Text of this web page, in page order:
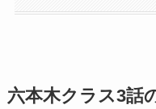
六本木クラス3話